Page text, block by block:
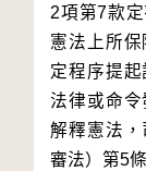
2項第7款
憲法上所
定程序提
法律或命
解釋憲法